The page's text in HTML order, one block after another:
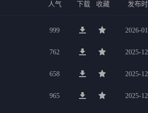
人气 下载 收藏 发布时
999 2026-
762 2025-
658 2025-
965 2025-